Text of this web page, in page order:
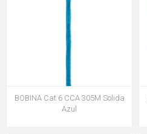
BOBINA Cat 6 CCA 305M Solida
Azul